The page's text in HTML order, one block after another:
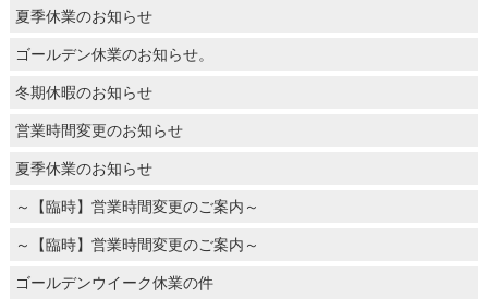
夏季休業のお知らせ
ゴールデン休業のお知らせ。
冬期休暇のお知らせ
営業時間変更のお知らせ
夏季休業のお知らせ
～【臨時】営業時間変更のご案内～
～【臨時】営業時間変更のご案内～
ゴールデンウイーク休業の件